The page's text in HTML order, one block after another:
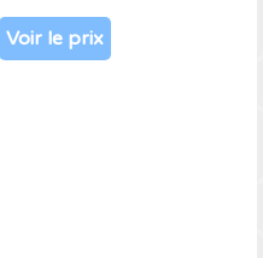
Voir le prix